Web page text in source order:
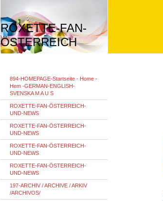
ROXETTE-FAN-
ÖSTERREICH
894-HOMEPAGE-Startseite - Home -
Hem -GERMAN-ENGLISH-
SVENSKA M A U S
ROXETTE-FAN-ÖSTERREICH-
UND-NEWS
ROXETTE-FAN-ÖSTERREICH-
UND-NEWS
ROXETTE-FAN-ÖSTERREICH-
UND-NEWS
ROXETTE-FAN-ÖSTERREICH-
UND-NEWS
197-ARCHIV / ARCHIVE / ARKIV
/ARCHIVOS/